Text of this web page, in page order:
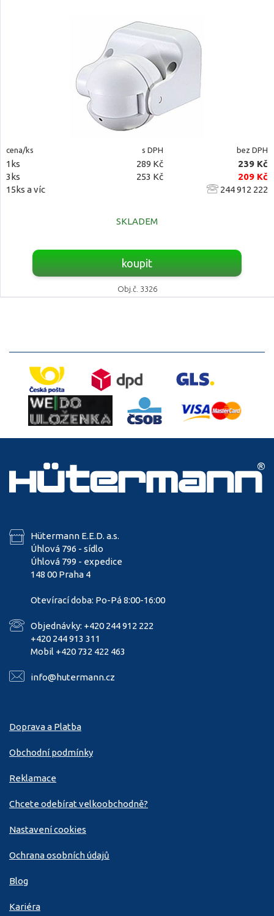
cena/ks s DPH bez DPH
1ks 289 Kč
239 Kč
3ks
253 Kč
209 Kč
15ks a víc
244 912 222
SKLADEM
koupit
Obj.č. 3326
Hütermann E.E.D. a.s.
Úhlová 796 - sídlo
Úhlová 799 - expedice
148 00 Praha 4
Otevírací doba: Po-Pá 8:00-16:00
Objednávky: +420 244 912 222
+420 244 913 311
Mobil +420 732 422 463
info@hutermann.cz
Doprava a Platba
Obchodní podmínky
Reklamace
Chcete odebírat velkoobchodně?
Nastavení cookies
Ochrana osobních údajů
Blog
Kariéra